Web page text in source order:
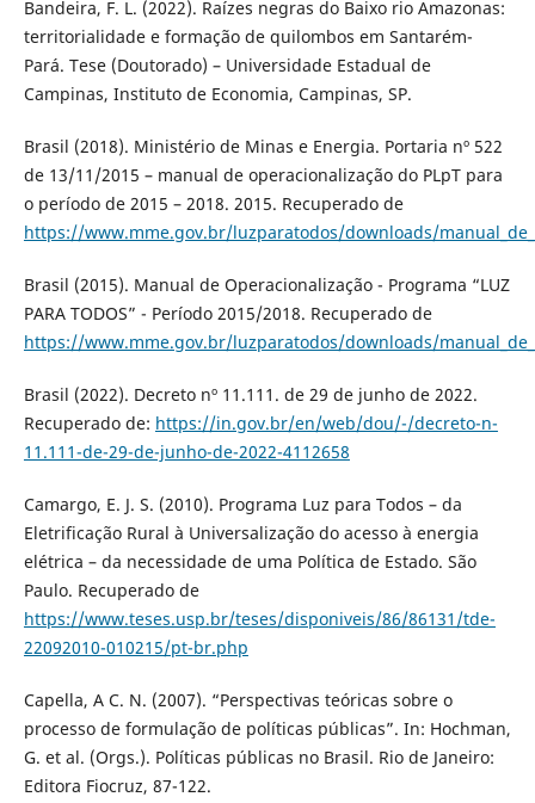
Bandeira, F. L. (2022). Raízes negras do Baixo rio Amazonas:
territorialidade e formação de quilombos em Santarém-
Pará. Tese (Doutorado) – Universidade Estadual de
Campinas, Instituto de Economia, Campinas, SP.
Brasil (2018). Ministério de Minas e Energia. Portaria nº 522
de 13/11/2015 – manual de operacionalização do PLpT para
o período de 2015 – 2018. 2015. Recuperado de
https://www.mme.gov.br/luzparatodos/downloads/
Brasil (2015). Manual de Operacionalização - Programa “LUZ
PARA TODOS” - Período 2015/2018. Recuperado de
https://www.mme.gov.br/luzparatodos/downloads/
Brasil (2022). Decreto nº 11.111. de 29 de junho de 2022.
Recuperado de: https://in.gov.br/en/web/dou/-/decreto-n-
11.111-de-29-de-junho-de-2022-4112658
Camargo, E. J. S. (2010). Programa Luz para Todos – da
Eletrificação Rural à Universalização do acesso à energia
elétrica – da necessidade de uma Política de Estado. São
Paulo. Recuperado de
https://www.teses.usp.br/teses/disponiveis/86/86131/tde-
22092010-010215/pt-br.php
Capella, A C. N. (2007). “Perspectivas teóricas sobre o
processo de formulação de políticas públicas”. In: Hochman,
G. et al. (Orgs.). Políticas públicas no Brasil. Rio de Janeiro:
Editora Fiocruz, 87-122.